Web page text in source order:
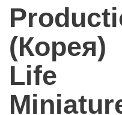
(Корея)
Life